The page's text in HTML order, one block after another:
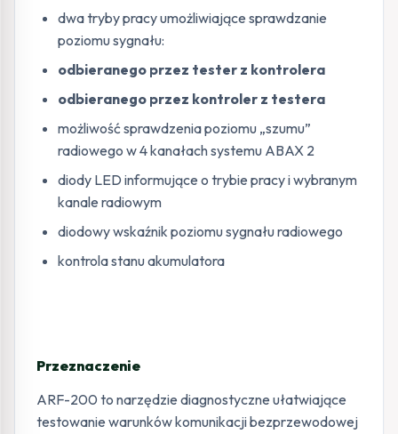
dwa tryby pracy umożliwiające sprawdzanie
poziomu sygnału:
odbieranego przez tester z kontrolera
odbieranego przez kontroler z testera
możliwość sprawdzenia poziomu „szumu”
radiowego w 4 kanałach systemu ABAX 2
diody LED informujące o trybie pracy i wybranym
kanale radiowym
diodowy wskaźnik poziomu sygnału radiowego
kontrola stanu akumulatora
Przeznaczenie
ARF-200 to narzędzie diagnostyczne ułatwiające
testowanie warunków komunikacji bezprzewodowej